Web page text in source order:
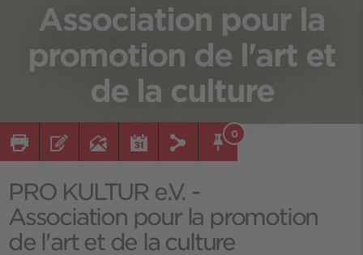
Association pour la
promotion de l'art et
de la culture
0
PRO KULTUR e.V. -
Association pour la promotion
de l'art et de la culture